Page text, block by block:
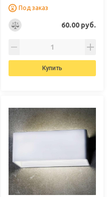
Под заказ
60.00 руб.
Купить